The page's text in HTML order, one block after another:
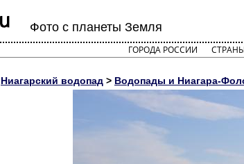
Фото с планеты Земля
ГОРОДА РОССИИ
Ниагарский водопад > Водопады и Ниагара-